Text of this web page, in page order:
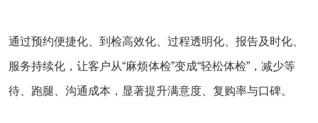
通过预约便捷化、到检高效化、过程透明化、报告及时化、
服务持续化，让客户从“麻烦体检”变成“轻松体检”，减少等
待、跑腿、沟通成本，显著提升满意度、复购率与口碑。